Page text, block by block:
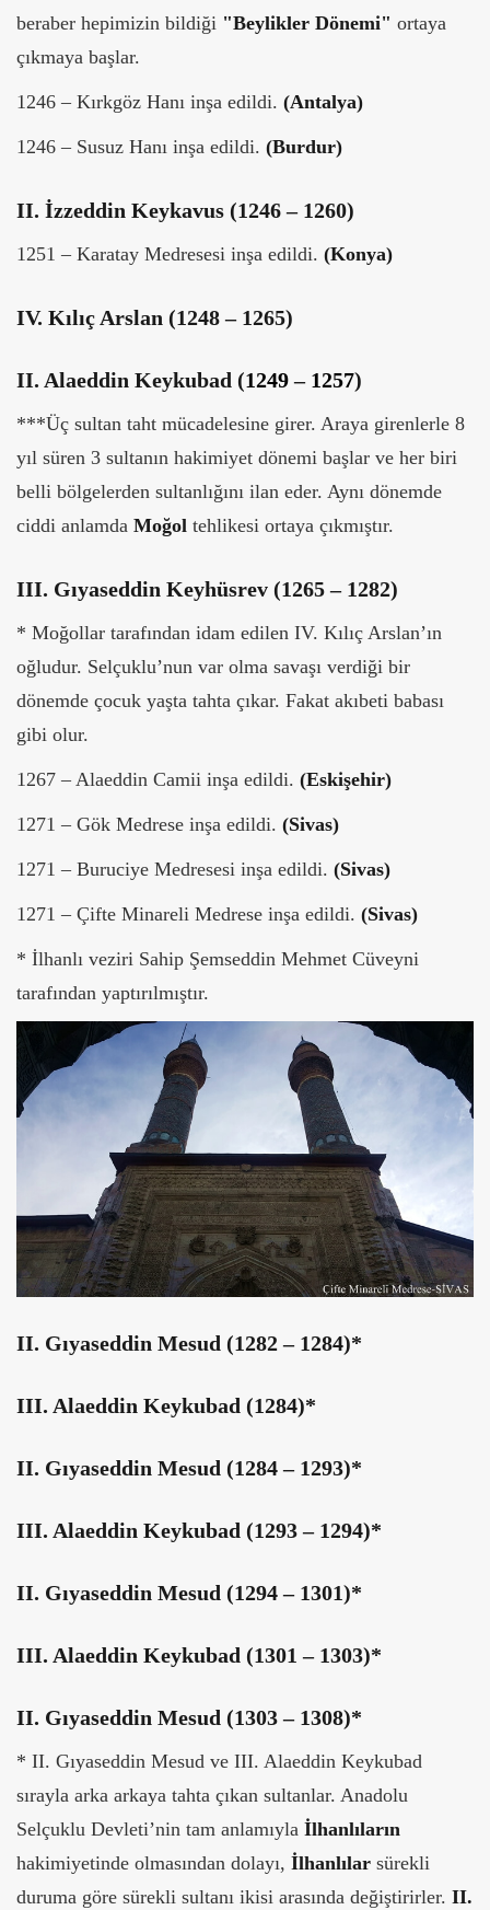
beraber hepimizin bildiği "Beylikler Dönemi" ortaya
çıkmaya başlar.
1246 – Kırkgöz Hanı inşa edildi. (Antalya)
1246 – Susuz Hanı inşa edildi. (Burdur)
II. İzzeddin Keykavus (1246 – 1260)
1251 – Karatay Medresesi inşa edildi. (Konya)
IV. Kılıç Arslan (1248 – 1265)
II. Alaeddin Keykubad (1249– 1257)
***Üç sultan taht mücadelesine girer. Araya girenlerle 8
yıl süren 3 sultanın hakimiyet dönemi başlar ve her biri
belli bölgelerden sultanlığını ilan eder. Aynı dönemde
ciddi anlamda Moğol tehlikesi ortaya çıkmıştır.
III. Gıyaseddin Keyhüsrev (1265 – 1282)
* Moğollar tarafından idam edilen IV. Kılıç Arslan’ın
oğludur. Selçuklu’nun var olma savaşı verdiği bir
dönemde çocuk yaşta tahta çıkar. Fakat akıbeti babası
gibi olur.
1267 – Alaeddin Camii inşa edildi. (Eskişehir)
1271 – Gök Medrese inşa edildi. (Sivas)
1271 – Buruciye Medresesi inşa edildi. (Sivas)
1271 – Çifte Minareli Medrese inşa edildi. (Sivas)
* İlhanlı veziri Sahip Şemseddin Mehmet Cüveyni
tarafından yaptırılmıştır.
II. Gıyaseddin Mesud (1282 – 1284)*
III. Alaeddin Keykubad (1284)*
II. Gıyaseddin Mesud (1284 – 1293)*
III. Alaeddin Keykubad (1293 – 1294)*
II. Gıyaseddin Mesud (1294 – 1301)*
III. Alaeddin Keykubad (1301 – 1303)*
II. Gıyaseddin Mesud (1303 – 1308)*
* II. Gıyaseddin Mesud ve III. Alaeddin Keykubad
sırayla arka arkaya tahta çıkan sultanlar. Anadolu
Selçuklu Devleti’nin tam anlamıyla İlhanlıların
hakimiyetinde olmasından dolayı, İlhanlılar sürekli
duruma göre sürekli sultanı ikisi arasında değiştirirler. II.